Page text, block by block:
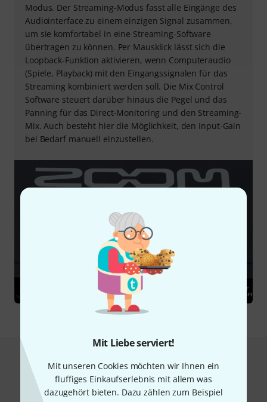
Mit Liebe serviert!
Mit unseren Cookies möchten wir Ihnen ein
fluffiges Einkaufserlebnis mit allem was
dazugehört bieten. Dazu zählen zum Beispiel
Modus. Der Streaming-Modus fasst alle Eingänge des
Audiointerface zu einem einzigen Signal zusammen,
um sie komfortabel in eine Streaming-Software
übertragen zu können. Per Mausklick lässt sich die
Loopback-Funktion aktivieren, wenn Computeraudio
(Spiele, Playback) mit den Eingangssignalen für das
Streaming kombiniert werden soll. Die Mix Control
Software steuert darüber hinaus die Pegel und das
Panning für das Direct-Monitoring und den Streaming-
Mix. Auch besteht hier die Möglichkeit, den Input-Gain
bei Bedarf manuell einzustellen.
Das kauften Kunden, die sich dieses
Produkt angesehen haben